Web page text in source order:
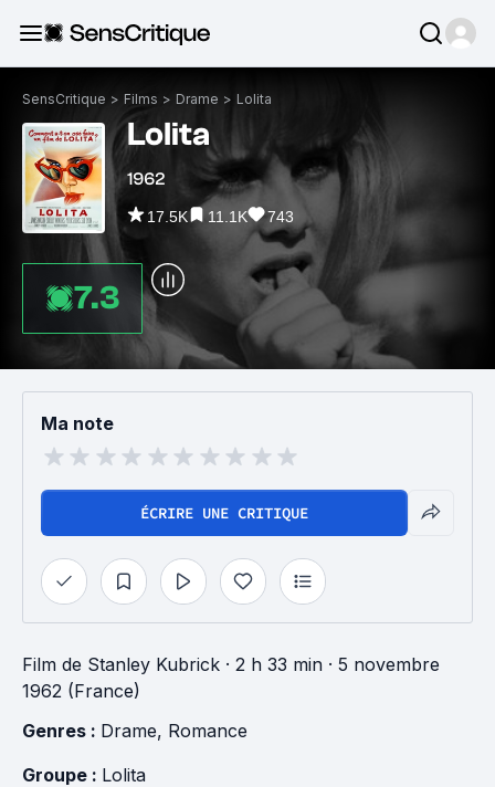
SensCritique > Films > Drame > Lolita
Lolita
1962
17.5K 11.1K 743
7.3
Ma note
ÉCRIRE UNE CRITIQUE
Film de Stanley Kubrick · 2 h 33 min · 5 novembre
1962 (France)
Genres : Drame, Romance
Groupe : Lolita